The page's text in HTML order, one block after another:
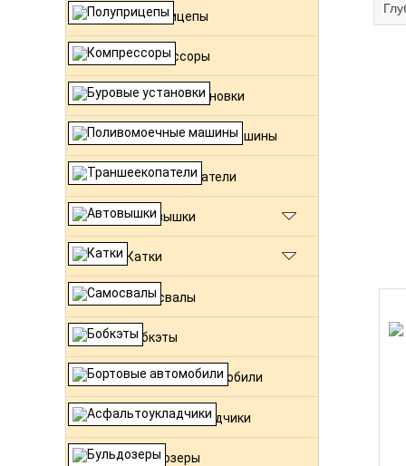
Полуприцепы
Компрессоры
Буровые установки
Поливомоечные машины
Траншеекопатели
Автовышки
Катки
Самосвалы
Бобкэты
Бортовые автомобили
Асфальтоукладчики
Бульдозеры